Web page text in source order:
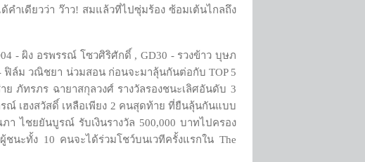
คำเดียวว่า ว๊าว! สมแล้วที่ไปซุ่มร้อง ซ้อมเต้นไกลถึง
- ผิง อรพรรณ์ โซวศิริศักดิ์ , GD30 - รวงข้าว บุษภ
ฟิล์ม วณิชยา น่วมสอน ก่อนจะมาลุ้นกันต่อกับ TOP 5
ภัทรภร ฉายาสกุลวงศ์ รางวัลรองชนะเลิศอันดับ 3
เฮงสวัสดิ์ เหลือเพียง 2 คนสุดท้าย ที่ยืนลุ้นกันแบบ
ไชยยันบูรณ์ รับเงินรางวัล 500,000 บาทไปครอง
นะทั้ง 10 คนจะได้ร่วมโชว์บนเวทีครั้งแรกใน The